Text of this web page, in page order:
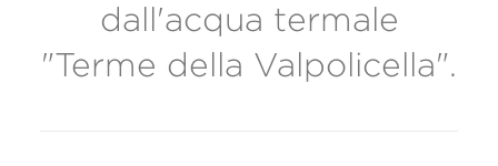
dall'acqua termale
"Terme della Valpolicella".